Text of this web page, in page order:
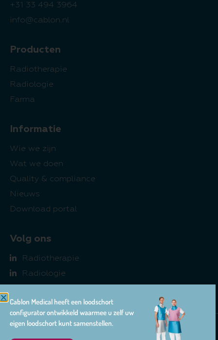
+31 33 494 3964
info@cablon.nl
Producten
Radiotherapie
Radiologie
Farma
Informatie
Wie we zijn
Wat we doen
Quality & compliance
Nieuws
Download portal
Volg ons
Radiotherapie
Radiologie
© 2026 Cablon Medical
Cablon Medical heeft een loodschort
configurator ontwikkeld waarmee u zelf uw
eigen loodschort kunt samenstellen.